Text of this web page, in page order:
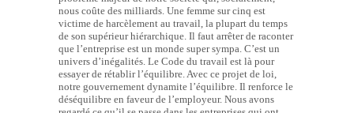
nous coûte des milliards. Une femme sur cinq est
victime de harcèlement au travail, la plupart du temps
de son supérieur hiérarchique. Il faut arrêter de raconter
que l’entreprise est un monde super sympa. C’est un
univers d’inégalités. Le Code du travail est là pour
essayer de rétablir l’équilibre. Avec ce projet de loi,
notre gouvernement dynamite l’équilibre. Il renforce le
déséquilibre en faveur de l’employeur. Nous avons